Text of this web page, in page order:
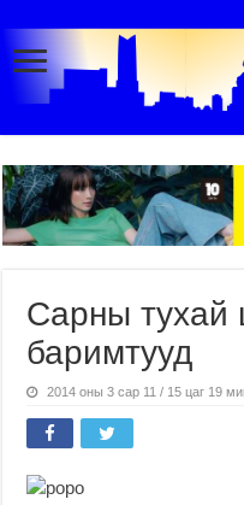
Сарны тухай
баримтууд
2014 оны 3 сар 11 / 15 цаг 19